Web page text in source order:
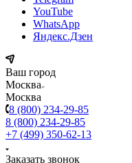
YouTube
WhatsApp
Яндекс.Дзен
Ваш город
Москва
Москва
8 (800) 234-29-85
8 (800) 234-29-85
+7 (499) 350-62-13
Заказать звонок